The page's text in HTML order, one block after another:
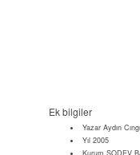
Ek bilgiler
Yazar Aydın Cıngı
Yıl 2005